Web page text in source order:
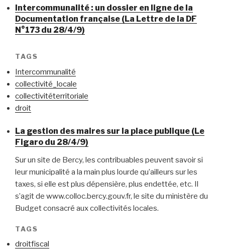
Intercommunalité : un dossier en ligne de la
Documentation française (La Lettre de la DF
N°173 du 28/4/9)
TAGS
Intercommunalité
collectivité_locale
collectivitéterritoriale
droit
La gestion des maires sur la place publique (Le
Figaro du 28/4/9)
Sur un site de Bercy, les contribuables peuvent savoir si
leur municipalité a la main plus lourde qu’ailleurs sur les
taxes, si elle est plus dépensière, plus endettée, etc. Il
s’agit de www.colloc.bercy.gouv.fr, le site du ministère du
Budget consacré aux collectivités locales.
TAGS
droitfiscal